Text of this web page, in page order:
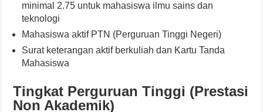
minimal 2.75 untuk mahasiswa ilmu sains dan
teknologi
Mahasiswa aktif PTN (Perguruan Tinggi Negeri)
Surat keterangan aktif berkuliah dan Kartu Tanda
Mahasiswa
Tingkat Perguruan Tinggi (Prestasi
Non Akademik)